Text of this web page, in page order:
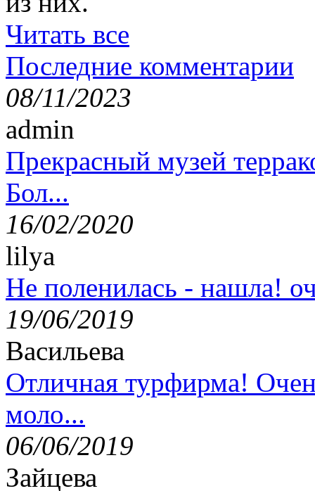
Читать все
Последние комментарии
08/11/2023
admin
Прекрасный музей
Бол...
16/02/2020
lilya
Не поленилась - нашла!
19/06/2019
Васильева
Отличная турфирма!
моло...
06/06/2019
Зайцева